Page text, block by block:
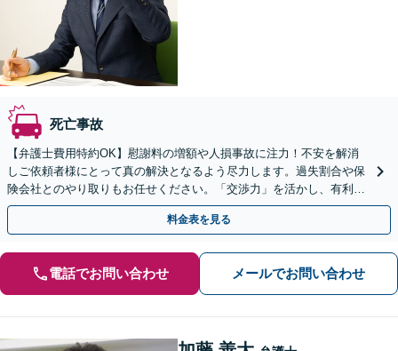
死亡事故
【弁護士費用特約OK】慰謝料の増額や人損事故に注力！不安を解消
しご依頼者様にとって真の解決となるよう尽力します。過失割合や保
険会社とのやり取りもお任せください。「交渉力」を活かし、有利な
条件での示談成立を目指します。【夜間・休日の相談可能】
料金表を見る
電話でお問い合わせ メールでお問い合わせ